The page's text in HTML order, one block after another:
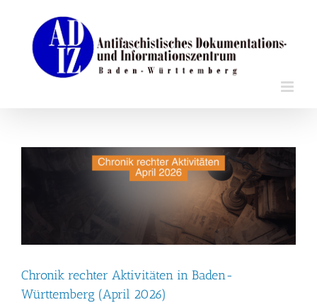
springen
Chronik rechter Aktivitäten in Baden-
Württemberg (April 2026)